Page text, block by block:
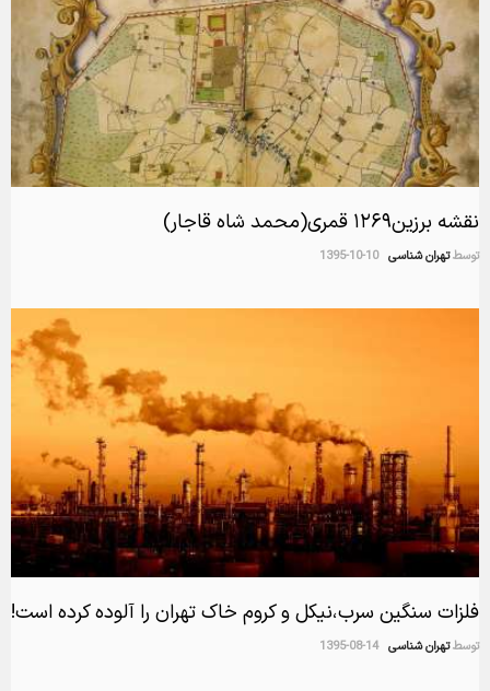
نقشه برزین۱۲۶۹ قمری(محمد شاه قاجار)
توسطتهران شناسی 1395-10-10
فلزات سنگین سرب،نیکل و کروم خاک تهران را آلوده کرده است!
توسطتهران شناسی 1395-08-14